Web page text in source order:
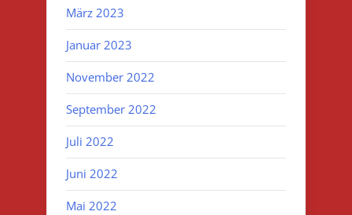
März 2023
Januar 2023
November 2022
September 2022
Juli 2022
Juni 2022
Mai 2022